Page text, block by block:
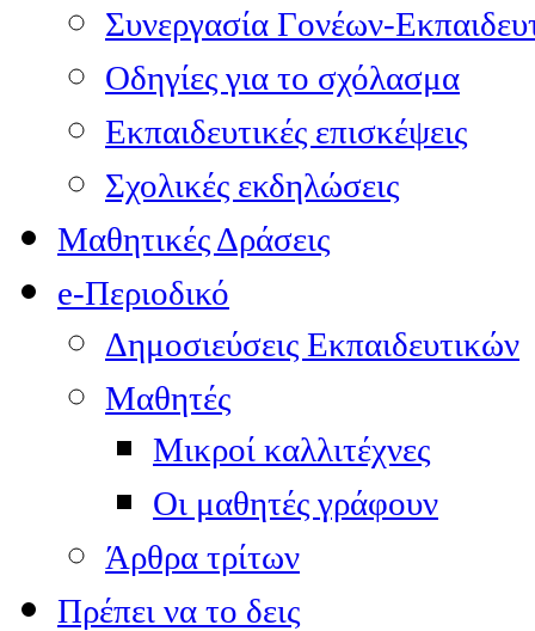
Συνεργασία Γονέων-
Οδηγίες για το σχόλασμα
Εκπαιδευτικές επισκέψεις
Σχολικές εκδηλώσεις
Μαθητικές Δράσεις
e-Περιοδικό
Δημοσιεύσεις Εκπαιδευτικών
Μαθητές
Μικροί καλλιτέχνες
Οι μαθητές γράφουν
Άρθρα τρίτων
Πρέπει να το δεις